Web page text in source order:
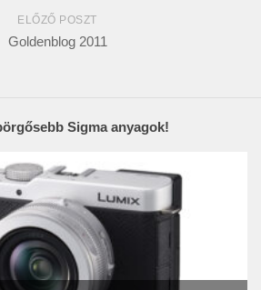
ELŐZŐ POSZT
Goldenblog 2011
Sigma anyagok!